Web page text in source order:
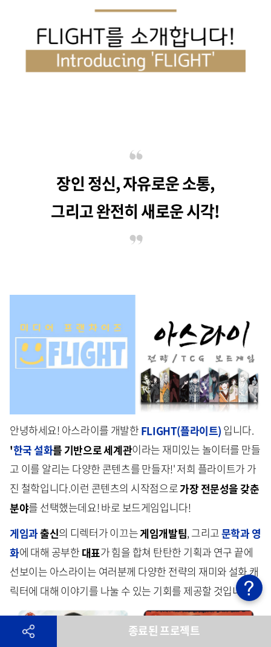
장인 정신, 자유로운 소통,
그리고 완전히 새로운 시각!
안녕하세요! 아스라이를 개발한 FLIGHT(플라이트) 입니다.
'한국 설화를 기반으로 세계관이라는 재미있는 놀이터를 만들
고 이를 알리는 다양한 콘텐츠를 만들자!' 저희 플라이트가 가
진 철학입니다.이런 콘텐츠의 시작점으로가장 전문성을 갖춘
분야를 선택했는데요! 바로 보드게임입니다!
게임과출신의 디렉터가 이끄는게임개발팀, 그리고문학과 영
화에 대해 공부한 대표가 힘을 합쳐 탄탄한 기획과 연구 끝에
선보이는 아스라이는 여러분께 다양한 전략의 재미와 설화 캐
릭터에 대해 이야기를 나눌 수 있는 기회를 제공할 것입니다 :)
종료된 프로젝트